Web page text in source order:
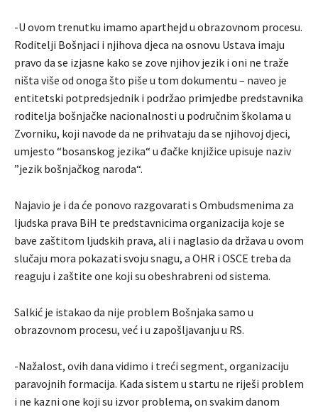
-U ovom trenutku imamo aparthejd u obrazovnom procesu.
Roditelji Bošnjaci i njihova djeca na osnovu Ustava imaju
pravo da se izjasne kako se zove njihov jezik i oni ne traže
ništa više od onoga što piše u tom dokumentu – naveo je
entitetski potpredsjednik i podržao primjedbe predstavnika
roditelja bošnjačke nacionalnosti u područnim školama u
Zvorniku, koji navode da ne prihvataju da se njihovoj djeci,
umjesto “bosanskog jezika“ u đačke knjižice upisuje naziv
”jezik bošnjačkog naroda“.
Najavio je i da će ponovo razgovarati s Ombudsmenima za
ljudska prava BiH te predstavnicima organizacija koje se
bave zaštitom ljudskih prava, ali i naglasio da država u ovom
slučaju mora pokazati svoju snagu, a OHR i OSCE treba da
reaguju i zaštite one koji su obeshrabreni od sistema.
Salkić je istakao da nije problem Bošnjaka samo u
obrazovnom procesu, već i u zapošljavanju u RS.
-Nažalost, ovih dana vidimo i treći segment, organizaciju
paravojnih formacija. Kada sistem u startu ne riješi problem
i ne kazni one koji su izvor problema, on svakim danom